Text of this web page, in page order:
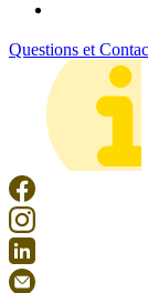
Questions et